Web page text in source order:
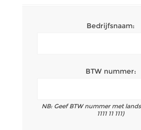
Bedrijfsnaam:
BTW nummer:
NB: Geef BTW nummer met
1111 11 111)